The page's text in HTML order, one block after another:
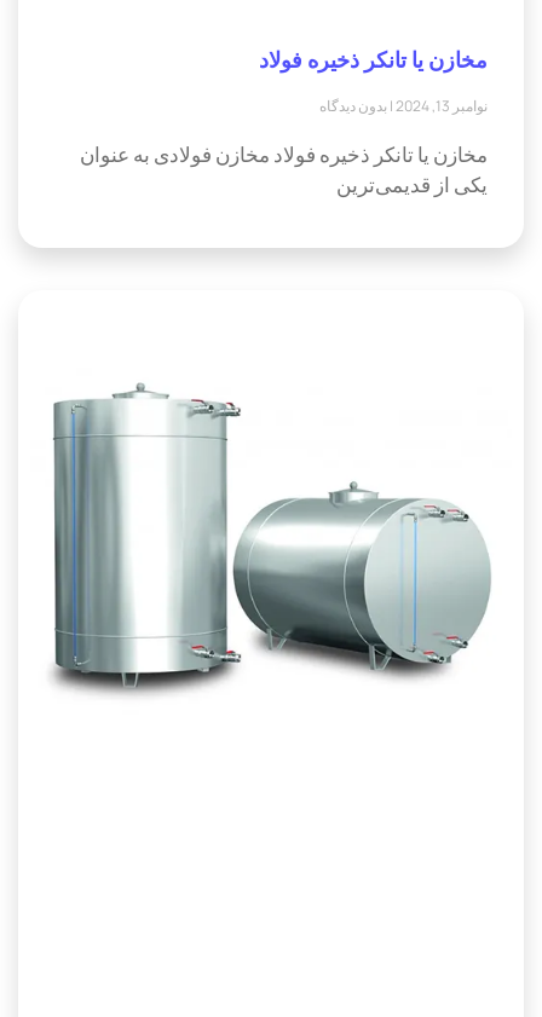
مخازن یا تانکر ذخیره فولاد
نوامبر 13, 2024 بدون دیدگاه
مخازن یا تانکر ذخیره فولاد مخازن فولادی به عنوان
یکی از قدیمی‌ترین